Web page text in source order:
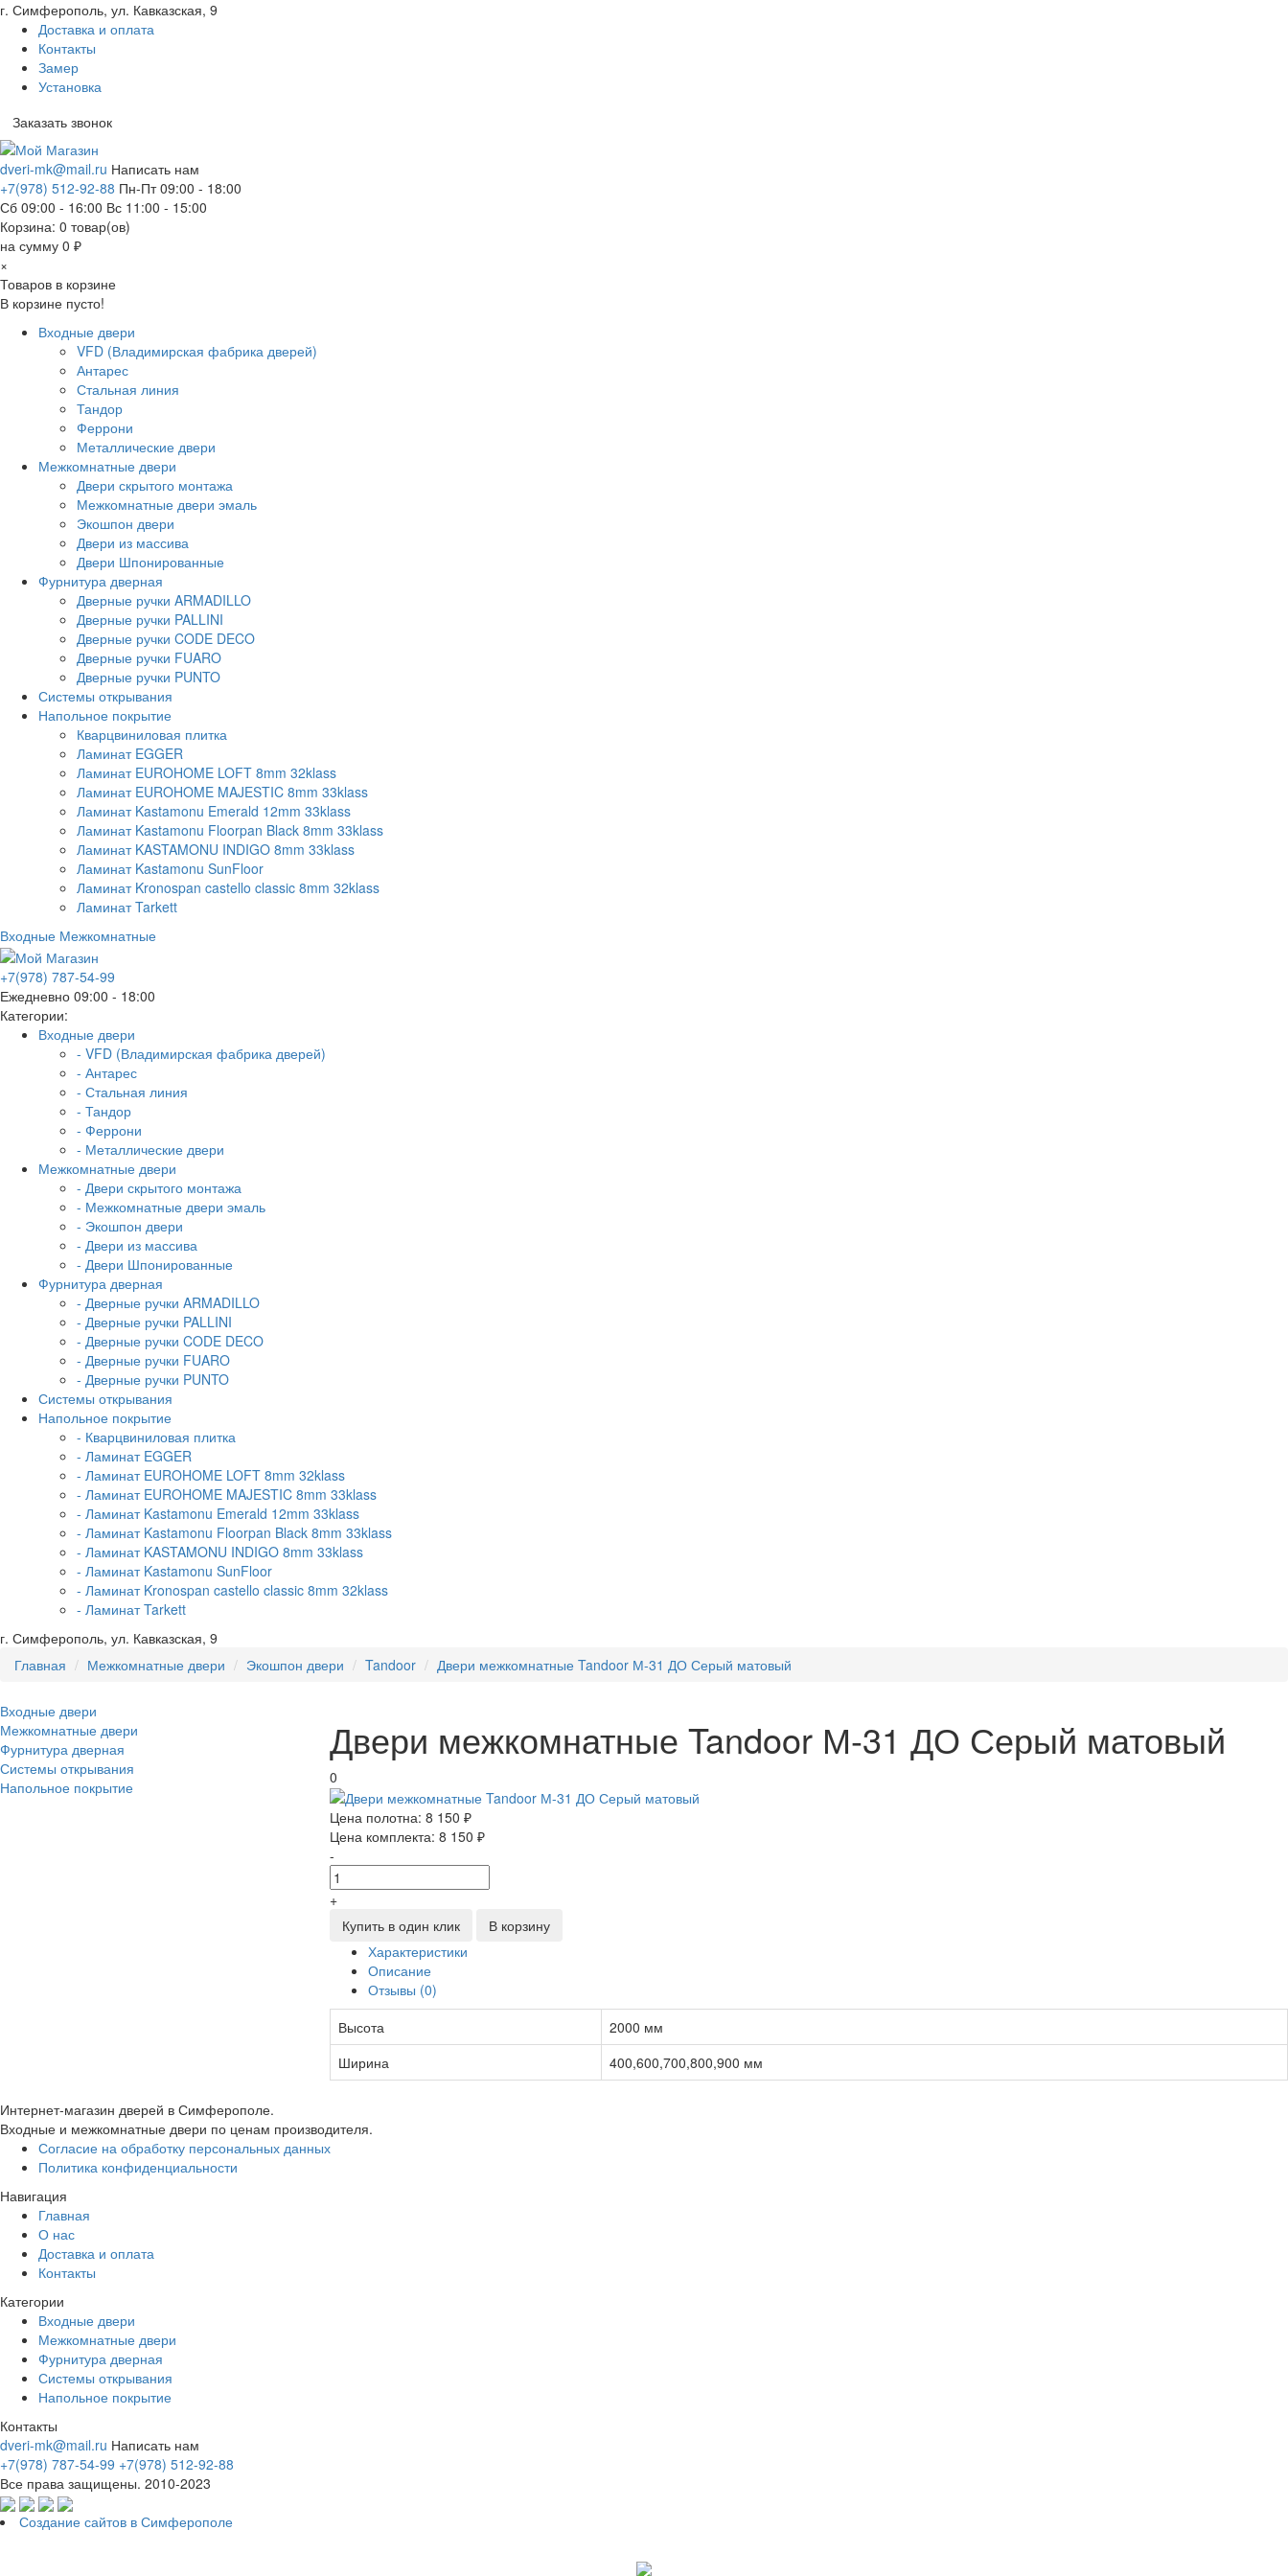
г. Симферополь, ул. Кавказская, 9
Доставка и оплата
Контакты
Замер
Установка
Заказать звонок
dveri-mk@mail.ru Написать нам
+7(978) 512-92-88 Пн-Пт 09:00 - 18:00
Сб 09:00 - 16:00 Вс 11:00 - 15:00
Корзина: 0 товар(ов)
на сумму 0 ₽
×
Товаров в корзине
В корзине пусто!
Входные двери
VFD (Владимирская фабрика дверей)
Антарес
Стальная линия
Тандор
Феррони
Металлические двери
Межкомнатные двери
Двери скрытого монтажа
Межкомнатные двери эмаль
Экошпон двери
Двери из массива
Двери Шпонированные
Фурнитура дверная
Дверные ручки ARMADILLO
Дверные ручки PALLINI
Дверные ручки CODE DECO
Дверные ручки FUARO
Дверные ручки PUNTO
Системы открывания
Напольное покрытие
Кварцвиниловая плитка
Ламинат EGGER
Ламинат EUROHOME LOFT 8mm 32klass
Ламинат EUROHOME MAJESTIC 8mm 33klass
Ламинат Kastamonu Emerald 12mm 33klass
Ламинат Kastamonu Floorpan Black 8mm 33klass
Ламинат KASTAMONU INDIGO 8mm 33klass
Ламинат Kastamonu SunFloor
Ламинат Kronospan castello classic 8mm 32klass
Ламинат Tarkett
Входные Межкомнатные
+7(978) 787-54-99
Ежедневно 09:00 - 18:00
Категории:
Входные двери
- VFD (Владимирская фабрика дверей)
- Антарес
- Стальная линия
- Тандор
- Феррони
- Металлические двери
Межкомнатные двери
- Двери скрытого монтажа
- Межкомнатные двери эмаль
- Экошпон двери
- Двери из массива
- Двери Шпонированные
Фурнитура дверная
- Дверные ручки ARMADILLO
- Дверные ручки PALLINI
- Дверные ручки CODE DECO
- Дверные ручки FUARO
- Дверные ручки PUNTO
Системы открывания
Напольное покрытие
- Кварцвиниловая плитка
- Ламинат EGGER
- Ламинат EUROHOME LOFT 8mm 32klass
- Ламинат EUROHOME MAJESTIC 8mm 33klass
- Ламинат Kastamonu Emerald 12mm 33klass
- Ламинат Kastamonu Floorpan Black 8mm 33klass
- Ламинат KASTAMONU INDIGO 8mm 33klass
- Ламинат Kastamonu SunFloor
- Ламинат Kronospan castello classic 8mm 32klass
- Ламинат Tarkett
г. Симферополь, ул. Кавказская, 9
Главная
Межкомнатные двери Экошпон двери Tandoor Двери межкомнатные Tandoor М-31 ДО Серый матовый
Входные двери
Межкомнатные двери
Фурнитура дверная
Системы открывания
Напольное покрытие
Двери межкомнатные Tandoor М-31 ДО Серый матовый
0
Цена полотна: 8 150 ₽
Цена комплекта: 8 150 ₽
-
+
Купить в один клик
В корзину
Характеристики
Описание
Отзывы (0)
Высота
2000 мм
Ширина
400,600,700,800,900 мм
Интернет-магазин дверей в Симферополе.
Входные и межкомнатные двери по ценам производителя.
Согласие на обработку персональных данных
Политика конфиденциальности
Навигация
Главная
О нас
Доставка и оплата
Контакты
Категории
Входные двери
Межкомнатные двери
Фурнитура дверная
Системы открывания
Напольное покрытие
Контакты
dveri-mk@mail.ru Написать нам
+7(978) 787-54-99 +7(978) 512-92-88
Все права защищены. 2010-2023
Создание сайтов в Симферополе